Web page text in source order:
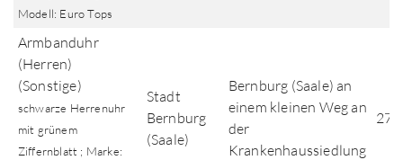
Modell: Euro Tops
Armbanduhr
(Herren)
(Sonstige)
schwarze Herrenuhr
mit grünem
Ziffernblatt ; Marke:
Stadt
Bernburg
(Saale)
Bernburg (Saale) an
einem kleinen Weg an
der
Krankenhaussiedlung